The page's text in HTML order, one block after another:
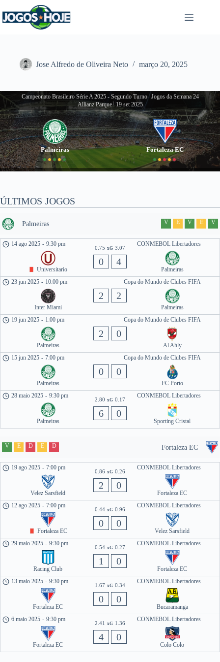
para
o
Jose Alfredo de Oliveira Neto março 20, 2025
Campeonato Brasileiro Série A 2025 - Segundo Turno
Jogos da Semana 24
Allianz Parque
19 set 2025
Palmeiras Fortaleza EC
ÚLTIMOS JOGOS
Palmeiras V E V E V
CONMEBOL Libertadores
14 ago 2025 - 9:30 pm
Universitario
0.75 xG 3.07
0 4
Palmeiras
Copa do Mundo de Clubes FIFA
23 jun 2025 - 10:00 pm
Inter Miami
2 2
Palmeiras
Copa do Mundo de Clubes FIFA
19 jun 2025 - 1:00 pm
Palmeiras
2 0
Al Ahly
Copa do Mundo de Clubes FIFA
15 jun 2025 - 7:00 pm
Palmeiras
0 0
FC Porto
CONMEBOL Libertadores
28 maio 2025 - 9:30 pm
Palmeiras
2.80 xG 0.17
6 0
Sporting Cristal
Fortaleza EC
V E D E D
CONMEBOL Libertadores
19 ago 2025 - 7:00 pm
Velez Sarsfield
0.86 xG 0.26
2 0
Fortaleza EC
CONMEBOL Libertadores
12 ago 2025 - 7:00 pm
Fortaleza EC
0.44 xG 0.96
0 0
Velez Sarsfield
CONMEBOL Libertadores
29 maio 2025 - 9:30 pm
Racing Club
0.54 xG 0.27
1 0
Fortaleza EC
CONMEBOL Libertadores
13 maio 2025 - 9:30 pm
Fortaleza EC
1.67 xG 0.34
0 0
Bucaramanga
CONMEBOL Libertadores
6 maio 2025 - 9:30 pm
Fortaleza EC
2.41 xG 1.36
4 0
Colo Colo